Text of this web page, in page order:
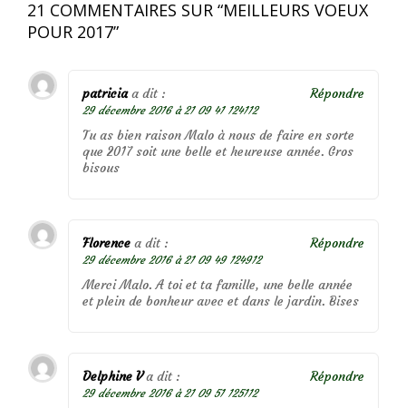
21 COMMENTAIRES SUR “MEILLEURS VOEUX
POUR 2017”
patricia a dit :
29 décembre 2016 à 21 09 41 124112
Tu as bien raison Malo à nous de faire en sorte
que 2017 soit une belle et heureuse année. Gros
bisous
Répondre
Florence a dit :
29 décembre 2016 à 21 09 49 124912
Merci Malo. A toi et ta famille, une belle année
et plein de bonheur avec et dans le jardin. Bises
Répondre
Delphine V a dit :
29 décembre 2016 à 21 09 51 125112
Répondre